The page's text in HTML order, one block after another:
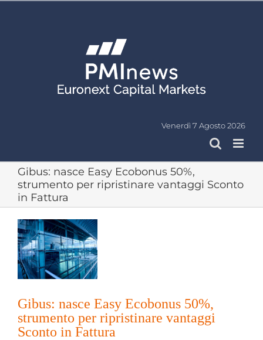
Venerdì 7 Agosto 2026
Gibus: nasce Easy Ecobonus 50%,
strumento per ripristinare vantaggi Sconto
in Fattura
Ingrandisci
immagine
Gibus: nasce Easy Ecobonus 50%,
strumento per ripristinare vantaggi
Sconto in Fattura